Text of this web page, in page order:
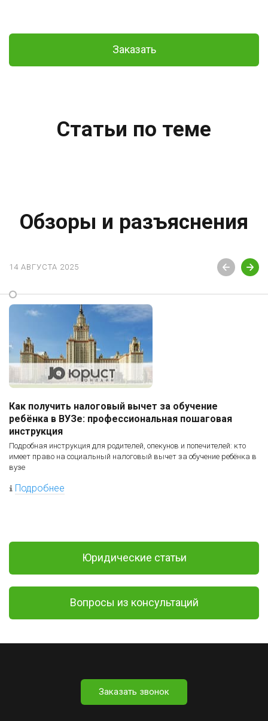
Заказать
Статьи по теме
Обзоры и разъяснения
14 АВГУСТА 2025
Как получить налоговый вычет за обучение
ребёнка в ВУЗе: профессиональная пошаговая
инструкция
Подробная инструкция для родителей, опекунов и попечителей: кто
имеет право на социальный налоговый вычет за обучение ребёнка в
вузе
Подробнее
Юридические статьи
Вопросы из консультаций
Заказать звонок